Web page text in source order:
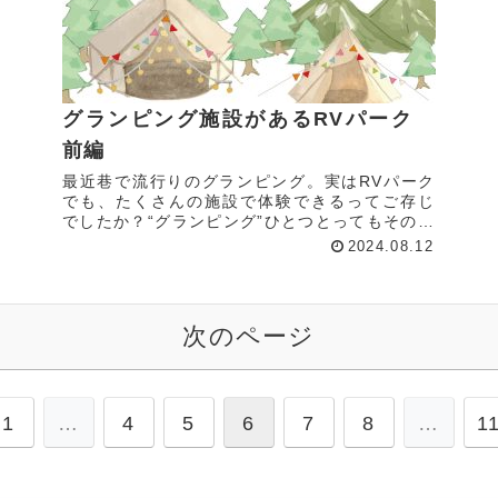
グランピング施設があるRVパーク
前編
最近巷で流行りのグランピング。実はRVパーク
でも、たくさんの施設で体験できるってご存じ
でしたか？“グランピング”ひとつとってもそのス
タイルは地域や施設によってさまざま。ぜひみ
2024.08.12
次のページ
1 … 4 5 6 7 8 … 11